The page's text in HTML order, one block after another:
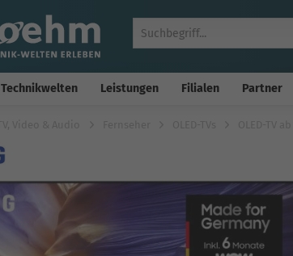
Technikwelten Leistungen Filialen Partner